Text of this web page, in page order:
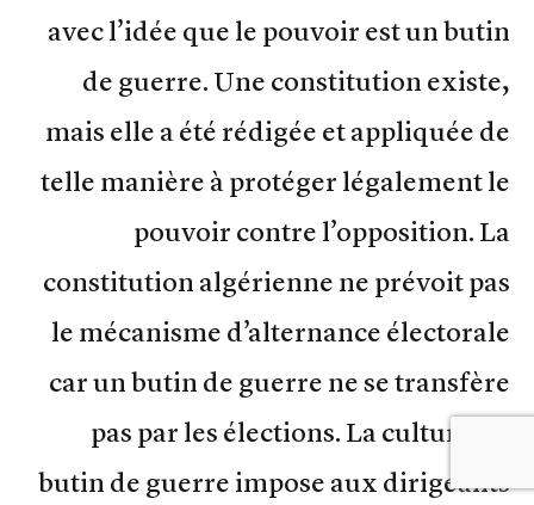
avec l’idée que le pouvoir est un butin
de guerre. Une constitution existe,
mais elle a été rédigée et appliquée de
telle manière à protéger légalement le
pouvoir contre l’opposition. La
constitution algérienne ne prévoit pas
le mécanisme d’alternance électorale
car un butin de guerre ne se transfère
pas par les élections. La culture du
butin de guerre impose aux dirigeants